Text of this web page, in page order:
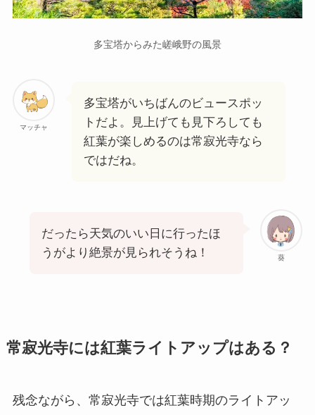
多宝塔からみた嵯峨野の風景
マッチャ
多宝塔がいちばんのビュースポッ
トだよ。見上げても見下ろしても
紅葉が楽しめるのは常寂光寺なら
ではだね。
葵
だったら天気のいい日に行ったほ
うがより絶景が見られそうね！
常寂光寺には紅葉ライトアップはある？
残念ながら、常寂光寺では紅葉時期のライトアッ